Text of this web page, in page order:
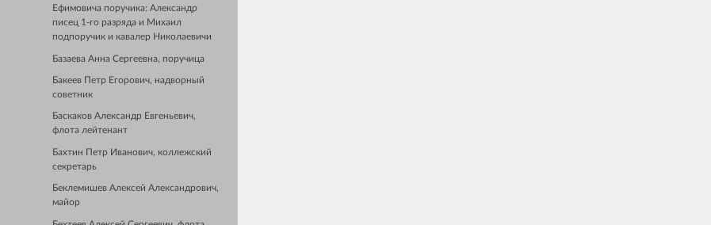
Ефимовича поручика: Александр
писец 1-го разряда и Михаил
подпоручик и кавалер Николаевичи
Базаева Анна Сергеевна, поручица
Бакеев Петр Егорович, надворный
советник
Баскаков Александр Евгеньевич,
флота лейтенант
Бахтин Петр Иванович, коллежский
секретарь
Беклемишев Алексей Александрович,
майор